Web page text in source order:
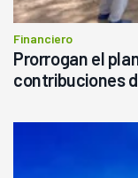
Financiero
Prorrogan el
contribuciones